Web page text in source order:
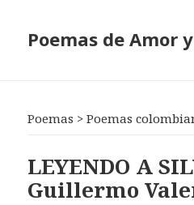
Poemas de Amor
Poemas >Poemas
LEYENDO A
Guillermo